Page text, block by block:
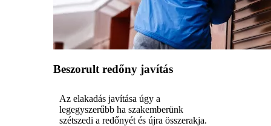
Beszorult redőny javítás
Az elakadás javítása úgy a
legegyszerűbb ha szakemberünk
szétszedi a redőnyét és újra összerakja.